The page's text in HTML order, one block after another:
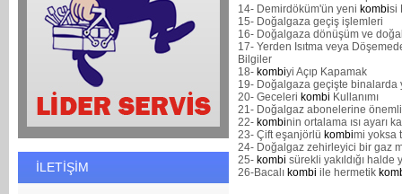
İLETİŞİM
14- Demirdöküm'ün yeni kombisi
15- Doğalgaza geçiş işlemleri
16- Doğalgaza dönüşüm ve
17- Yerden Isıtma veya
Bilgiler
18- kombiyi Açıp Kapamak
19- Doğalgaza geçişte binalarda
20- Geceleri kombi Kullanımı
21- Doğalgaz abonelerine
22- kombinin ortalama ısı ayarı
23- Çift eşanjörlü kombimi yoksa
24- Doğalgaz zehirleyici bir gaz
25- kombi sürekli yakıldığı halde
26-Bacalı kombi ile hermetik